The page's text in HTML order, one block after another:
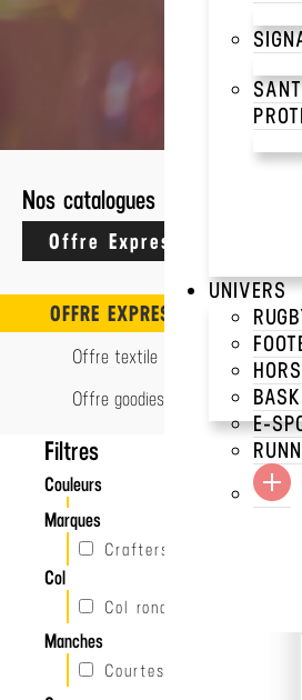
UNIVERS
E-
Nos catalogues
OFFRE EXPRESS
Offre textile Express
Offre goodies Express
Filtres
Couleurs
Marques
Crafters
Col
Col rond
Manches
Courtes